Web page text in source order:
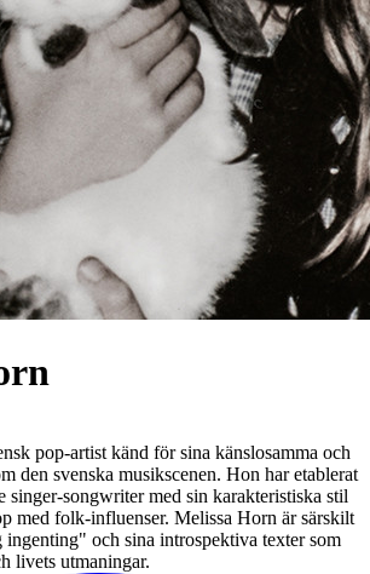
pop-artist känd för sina känslosamma och
den svenska musikscenen. Hon har etablerat
singer-songwriter med sin karakteristiska stil
med folk-influenser. Melissa Horn är särskilt
och sina introspektiva texter som
livets utmaningar.